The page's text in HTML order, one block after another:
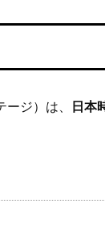
ジ）は、
日本